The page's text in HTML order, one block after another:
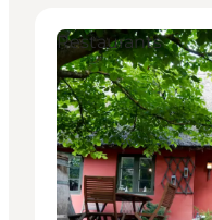
Restaurants